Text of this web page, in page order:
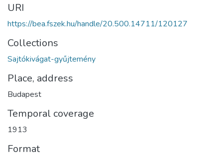
URI
https://bea.fszek.hu/handle/20.500.14711/120127
Collections
Sajtókivágat-gyűjtemény
Place, address
Budapest
Temporal coverage
1913
Format